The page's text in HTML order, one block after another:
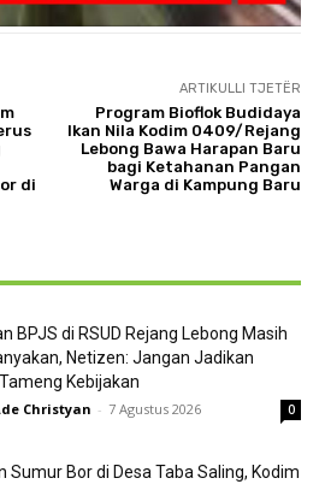
di
ARTIKULLI TJETËR
Program Bioflok Budidaya
Ikan Nila Kodim 0409/Rejang
Lebong Bawa Harapan Baru
bagi Ketahanan Pangan
Warga di Kampung Baru
BPJS di RSUD Rejang Lebong Masih
Netizen: Jangan Jadikan
Kebijakan
Christyan - 7 Agustus 2026 0
Sumur Bor di Desa Taba Saling, Kodim